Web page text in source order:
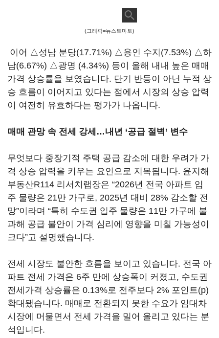
(그래픽=뉴스토마토)
이어 △성남 분당(17.71%) △용인 수지(7.53%) △하
남(6.67%) △광명 (4.34%) 등이 올해 내내 높은 매매
가격 상승률을 보였습니다. 단기 반등이 아닌 누적 상
승 흐름이 이어지고 있다는 점에서 시장의 상승 압력
이 여전히 유효하다는 평가가 나옵니다.
매매 관망 속 전세 강세…내년 ‘공급 절벽’ 변수
무엇보다 중장기적 주택 공급 감소에 대한 우려가 가
격 상승 압력을 키우는 요인으로 지목됩니다. 윤지해
부동산R114 리서치랩장은 “2026년 전국 아파트 입
주 물량은 21만 가구로, 2025년 대비 28% 감소할 전
망”이라며 “특히 수도권 입주 물량은 11만 가구에 불
과해 공급 불안이 가격 심리에 영향을 미칠 가능성이
크다”고 설명했습니다.
전세 시장도 불안한 흐름을 보이고 있습니다. 전국 아
파트 전세 가격은 6주 만에 상승폭이 커졌고, 수도권
전세가격 상승률은 0.13%로 전주보다 2% 포인트(p)
확대됐습니다. 매매로 전환되지 못한 수요가 임대차
시장에 머물면서 전세 가격을 밀어 올리고 있다는 분
석입니다.